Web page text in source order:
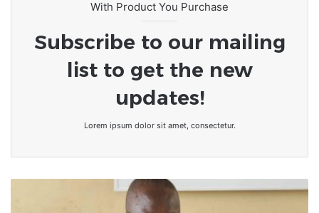
With Product You Purchase
Subscribe to our mailing
list to get the new
updates!
Lorem ipsum dolor sit amet, consectetur.